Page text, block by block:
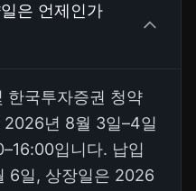
은 언제인가
한국투자증권 청약
2026년 8월 3일–4일
입니다. 납입
6일, 상장일은 2026